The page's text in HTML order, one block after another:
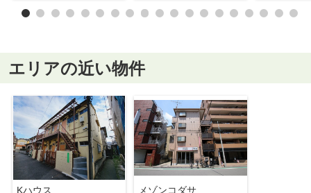
エリアの近い物件
Kハウス
メゾンコダサ